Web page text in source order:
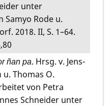
unter
Rode u.
2018. II, S. 1–64.
ñan pa. Hrsg. v. Jens-
Thomas O.
von Petra
Schneider unter